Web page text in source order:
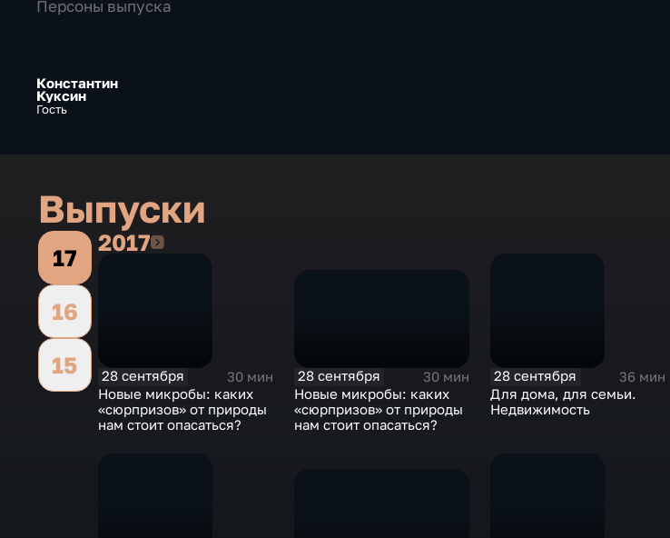
Персоны выпуска
Константин
Куксин
Гость
Выпуски
17
16
15
20172017
28 сентября
30 мин
Новые микробы: каких
«сюрпризов» от природы
нам стоит опасаться?
28 сентября
30 мин
Новые микробы: каких
«сюрпризов» от природы
нам стоит опасаться?
28 сентября
36 мин
Для дома, для семьи.
Недвижимость